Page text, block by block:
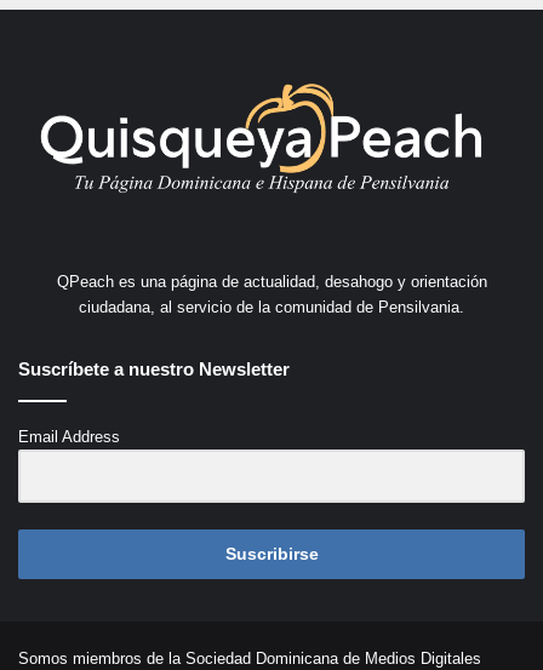
QPeach es una página de actualidad, desahogo y orientación
ciudadana, al servicio de la comunidad de Pensilvania.
Suscríbete a nuestro Newsletter
Email Address
Suscribirse
Somos miembros de la Sociedad Dominicana de Medios Digitales